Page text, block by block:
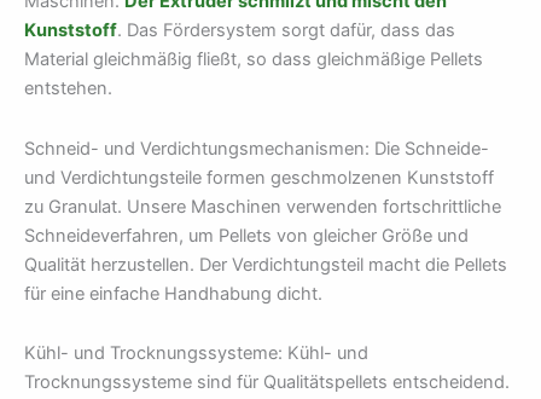
Kunststoff. Das Fördersystem sorgt dafür, dass das
Material gleichmäßig fließt, so dass gleichmäßige Pellets
entstehen.
Schneid- und Verdichtungsmechanismen: Die Schneide-
und Verdichtungsteile formen geschmolzenen Kunststoff
zu Granulat. Unsere Maschinen verwenden fortschrittliche
Schneideverfahren, um Pellets von gleicher Größe und
Qualität herzustellen. Der Verdichtungsteil macht die Pellets
für eine einfache Handhabung dicht.
Kühl- und Trocknungssysteme: Kühl- und
Trocknungssysteme sind für Qualitätspellets entscheidend.